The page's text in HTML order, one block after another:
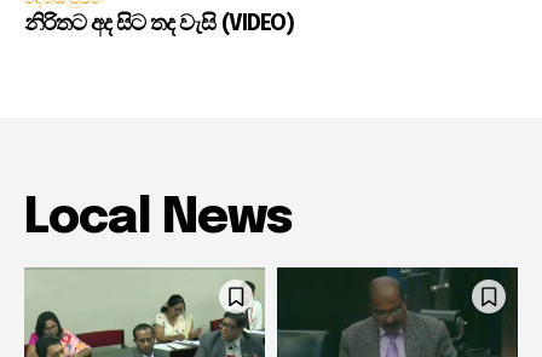
නිරිතට අද සිට තද වැසි (VIDEO)
Local News